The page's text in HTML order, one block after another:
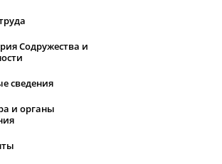
Содружества и
сведения
и органы